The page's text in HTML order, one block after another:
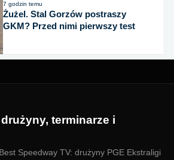
7 godzin temu
Żużel. Stal Gorzów postraszy
GKM? Przed nimi pierwszy test
terminarze i
Speedway TV: drużyny PGE Ekstraligi